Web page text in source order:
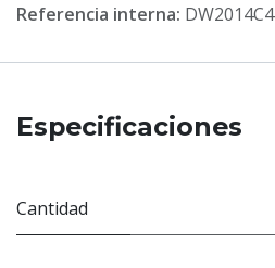
Referencia interna: DW2014C4
Especificaciones
Cantidad